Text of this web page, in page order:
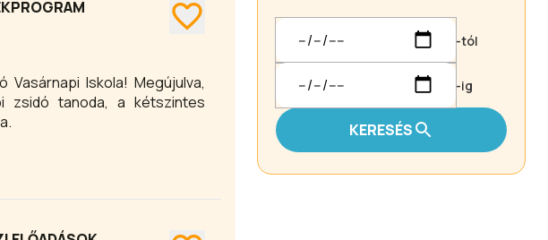
Iskola! Megújulva,
zsidó tanoda, a kétszintes
-tól
-ig
KERESÉS